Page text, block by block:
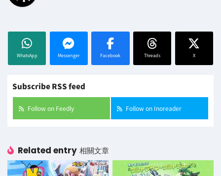
WhatsApp Messenger Facebook Threads X
Subscribe RSS feed
Follow on Feedly Follow on Inoreader
Related entry 相關文章